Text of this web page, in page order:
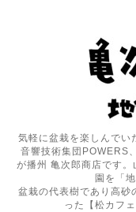
気軽に盆栽を楽しんでい
音響技術集団POWERS
が播州 亀次郎商店です
園を「
盆栽の代表樹であり高砂
った【松カフ